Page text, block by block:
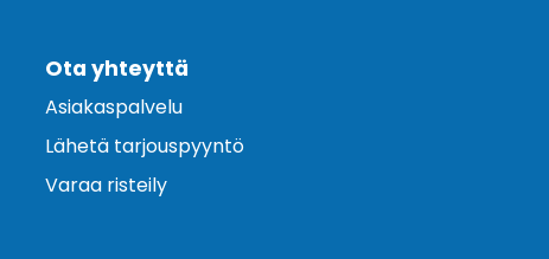
Ota yhteyttä
Asiakaspalvelu
Lähetä tarjouspyyntö
Varaa risteily